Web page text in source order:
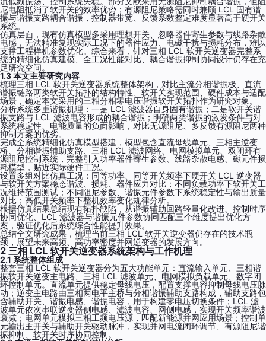
尼电阻抵消了软开关的效率优势；有源阻尼策略需同时兼顾 LCL 固有谐
振与谐振支路耦合谐振，控制器带宽、反馈系数整定难度显著高于硬开关
系统。
仿真层面，现有仿真模型多采用理想开关、忽略器件寄生参数与线路杂散
电感，无法精准复现实际工况下的器件应力、电磁干扰与损耗分布，难以
支撑工程样机参数优化。综合来看，针对三相 LCL 软开关逆变器完整系
统的精细化仿真建模、全工况性能对比、耦合谐振抑制协同设计仍存在充
足研究空间。
1.3 本文主要研究内容
梳理三相 LCL 软开关逆变器系统整体架构，对比主流分相谐振极、直流
谐振链路两类软开关拓扑的结构特性、软开关实现范围、硬件成本与适配
场景，确定本文采用的三相分相零电压谐振软开关拓扑作为研究对象。
分析系统多重谐振机理：一是 LCL 滤波器自身固有谐振；二是软开关谐
振支路与 LCL 滤波电容形成的耦合谐振；明确两类谐振的激发条件与对
系统稳定性、电能质量的负面影响，对比无源阻尼、多反馈有源阻尼两种
抑制方案的优劣。
完成全系统精细化仿真模型搭建，模型包含直流母线单元、三相主逆变
桥、分相谐振辅助支路、三相 LCL 滤波网络、电网模拟单元、双闭环有
源阻尼控制系统，完整引入功率器件寄生参数、线路杂散电感、磁元件损
耗模型，贴近实际硬件工况。
设置多组对比仿真工况：同等功率、同等开关频率下硬开关 LCL 逆变器
与软开关方案稳态谐波、损耗、器件应力对比；不同负载功率下软开关工
况维持范围测试；不同阻尼参数、谐振元件参数下系统稳定性与输出质量
对比；高低开关频率下整机效率变化规律分析。
根据仿真结果总结现有拓扑缺陷，从谐振辅助回路轻量化改进、控制时序
协同优化、LCL 滤波器与谐振元件参数协同匹配三个维度提出优化方
案，验证优化后系统综合性能提升效果。
总结全文研究成果，梳理当前三相 LCL 软开关逆变器仍存在的技术瓶
颈，展望未来高频、高功率密度并网逆变器的发展方向。
2 三相 LCL 软开关逆变器系统架构与工作机理
2.1 系统整体组成
整套三相 LCL 软开关逆变器分为五大功能单元：直流输入单元、三相谐
振软开关逆变主电路、三相 LCL 滤波单元、电网模拟负载单元、数字闭
环控制单元。直流单元提供稳定母线电压，配置支撑电容抑制母线电压脉
动；逆变主电路由三相两电平主桥与分相谐振辅助支路构成，辅助支路包
含辅助开关、谐振电感、谐振电容，用于构建零电压切换条件；LCL 滤
波单元依次串联逆变器侧电感、滤波电容、网侧电感，实现开关频率谐波
衰减；电网单元模拟三相工频电压源，匹配新能源并网应用场景；控制单
元输出主开关与辅助开关驱动脉冲，实现并网电流闭环调节、有源阻尼谐
振抑制、软开关时序协同控制。